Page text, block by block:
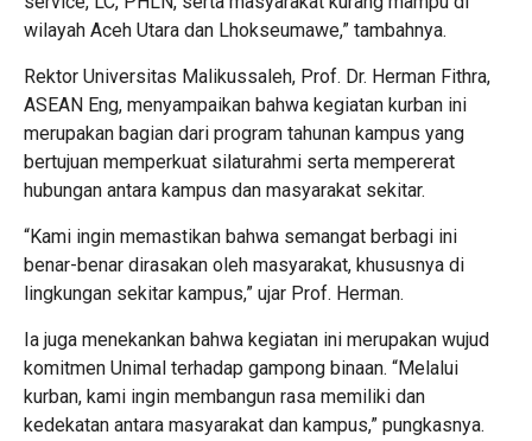
wilayah Aceh Utara dan Lhokseumawe,” tambahnya.
Rektor Universitas Malikussaleh, Prof. Dr. Herman Fithra,
ASEAN Eng, menyampaikan bahwa kegiatan kurban ini
merupakan bagian dari program tahunan kampus yang
bertujuan memperkuat silaturahmi serta mempererat
hubungan antara kampus dan masyarakat sekitar.
“Kami ingin memastikan bahwa semangat berbagi ini
benar-benar dirasakan oleh masyarakat, khususnya di
lingkungan sekitar kampus,” ujar Prof. Herman.
Ia juga menekankan bahwa kegiatan ini merupakan wujud
komitmen Unimal terhadap gampong binaan. “Melalui
kurban, kami ingin membangun rasa memiliki dan
kedekatan antara masyarakat dan kampus,” pungkasnya.